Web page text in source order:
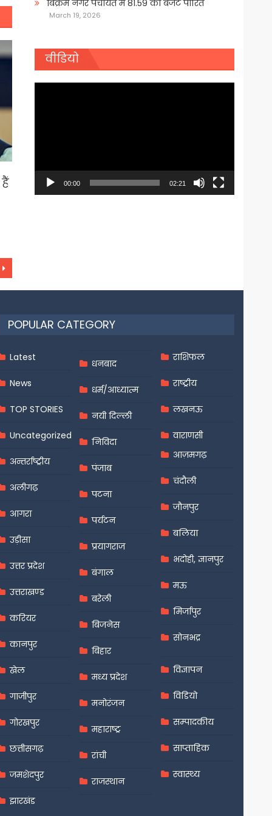
बिक्रम नगर पंचायत में 81.59 का बजट पारित
March 19, 2026
वीडियो
00:00 02:21
POPULAR CATEGORY
Latest
News
TOP STORIES
Uncategorized
अन्तर्राष्ट्रीय
अलीगढ़
आगरा
उड़ीसा
उत्तर प्रदेश
उत्तराखण्ड
करियर
कानपुर
खेल
गाजीपुर
गोरखपुर
छत्तीसगढ़
जमशेदपुर
झारखंड
धनबाद
धर्म/आध्यात्म
नयी दिल्ली
निविदा
पंजाब
पटना
पर्यटन
प्रयागराज
बंगाल
बरेली
बिजनेस
बिहार
मध्य प्रदेश
मनोरंजन
महाराष्ट्र
रांची
राजस्थान
राशिफल
राष्ट्रीय
लखनऊ
वाराणसी
आज़मगढ़
चंदौली
जौनपुर
बलिया
भदोही, ज्ञानपुर
मऊ
मिर्जापुर
सोनभद्र
विज्ञापन
विडियो
सम्पादकीय
साप्ताहिक
स्वास्थ्य